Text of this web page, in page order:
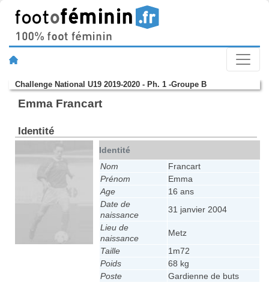
Challenge National U19 2019-2020 - Ph. 1 -Groupe B
Emma Francart
Identité
Identité
Nom
Francart
Prénom
Emma
Age
16 ans
Date de
naissance
31 janvier 2004
Lieu de
naissance
Metz
Taille
1m72
Poids
68 kg
Poste
Gardienne de buts